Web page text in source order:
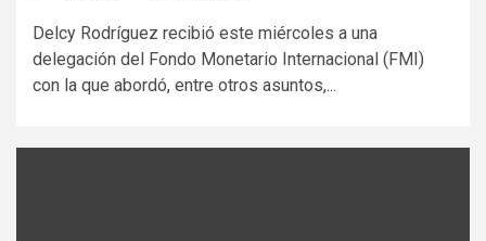
Delcy Rodríguez recibió este miércoles a una
delegación del Fondo Monetario Internacional (FMI)
con la que abordó, entre otros asuntos,...